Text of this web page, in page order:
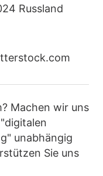
Russland
Machen wir uns
unabhängig
Sie uns